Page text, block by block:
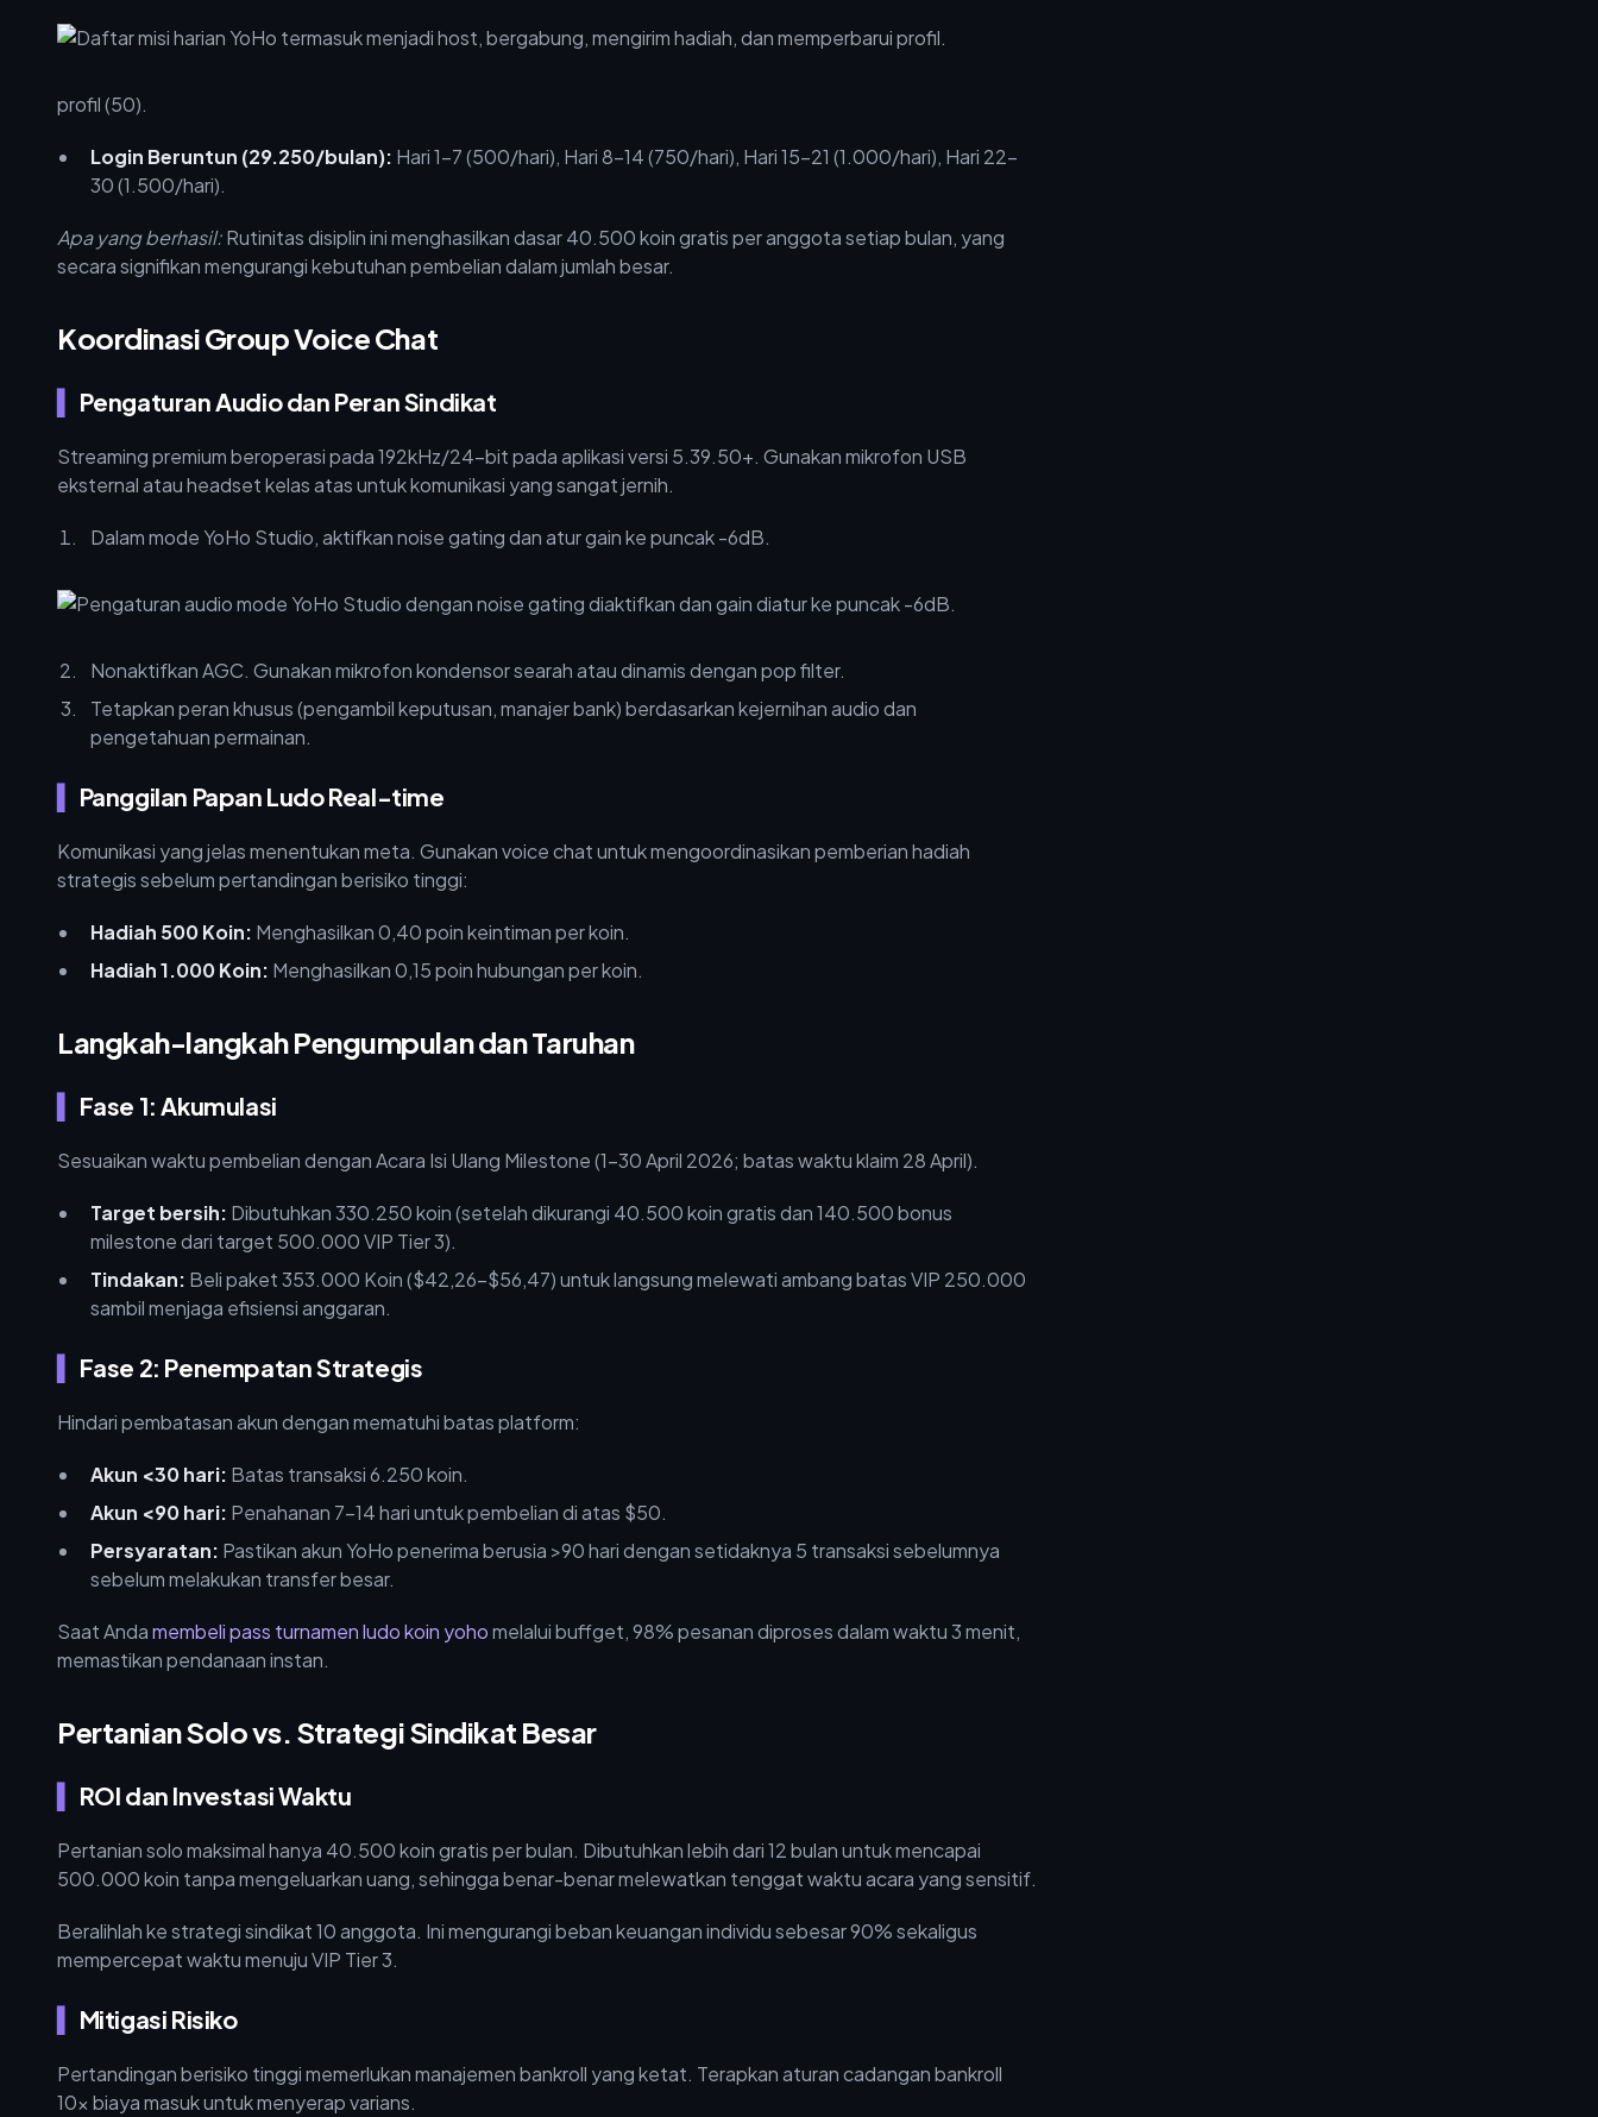
profil (50).
Login Beruntun (29.250/bulan): Hari 1–7 (500/hari), Hari 8–14 (750/hari), Hari 15–21 (1.000/hari), Hari 22–
30 (1.500/hari).
Apa yang berhasil:Rutinitas disiplin ini menghasilkan dasar 40.500 koin gratis per anggota setiap bulan, yang
secara signifikan mengurangi kebutuhan pembelian dalam jumlah besar.
Koordinasi Group Voice Chat
Pengaturan Audio dan Peran Sindikat
Streaming premium beroperasi pada 192kHz/24-bit pada aplikasi versi 5.39.50+. Gunakan mikrofon USB
eksternal atau headset kelas atas untuk komunikasi yang sangat jernih.
Dalam mode YoHo Studio, aktifkan noise gating dan atur gain ke puncak -6dB.
Nonaktifkan AGC. Gunakan mikrofon kondensor searah atau dinamis dengan pop filter.
Tetapkan peran khusus (pengambil keputusan, manajer bank) berdasarkan kejernihan audio dan
pengetahuan permainan.
Panggilan Papan Ludo Real-time
Komunikasi yang jelas menentukan meta. Gunakan voice chat untuk mengoordinasikan pemberian hadiah
strategis sebelum pertandingan berisiko tinggi:
Hadiah 500 Koin: Menghasilkan 0,40 poin keintiman per koin.
Hadiah 1.000 Koin: Menghasilkan 0,15 poin hubungan per koin.
Langkah-langkah Pengumpulan dan Taruhan
Fase 1: Akumulasi
Sesuaikan waktu pembelian dengan Acara Isi Ulang Milestone (1–30 April 2026; batas waktu klaim 28 April).
Target bersih: Dibutuhkan 330.250 koin (setelah dikurangi 40.500 koin gratis dan 140.500 bonus
milestone dari target 500.000 VIP Tier 3).
Tindakan: Beli paket 353.000 Koin ($42,26–$56,47) untuk langsung melewati ambang batas VIP 250.000
sambil menjaga efisiensi anggaran.
Fase 2: Penempatan Strategis
Hindari pembatasan akun dengan mematuhi batas platform:
Akun <30 hari: Batas transaksi 6.250 koin.
Akun <90 hari: Penahanan 7–14 hari untuk pembelian di atas $50.
Persyaratan: Pastikan akun YoHo penerima berusia >90 hari dengan setidaknya 5 transaksi sebelumnya
sebelum melakukan transfer besar.
Saat Andamembeli pass turnamen ludo koin yohomelalui buffget, 98% pesanan diproses dalam waktu 3 menit,
memastikan pendanaan instan.
Pertanian Solo vs. Strategi Sindikat Besar
ROI dan Investasi Waktu
Pertanian solo maksimal hanya 40.500 koin gratis per bulan. Dibutuhkan lebih dari 12 bulan untuk mencapai
500.000 koin tanpa mengeluarkan uang, sehingga benar-benar melewatkan tenggat waktu acara yang sensitif.
Beralihlah ke strategi sindikat 10 anggota. Ini mengurangi beban keuangan individu sebesar 90% sekaligus
mempercepat waktu menuju VIP Tier 3.
Mitigasi Risiko
Pertandingan berisiko tinggi memerlukan manajemen bankroll yang ketat. Terapkan aturan cadangan bankroll
10x biaya masuk untuk menyerap varians.